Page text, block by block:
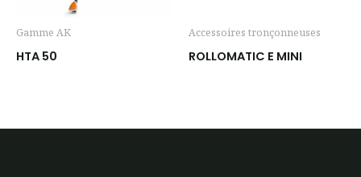
Gamme AK
HTA 50
Accessoires tronçonneuses
ROLLOMATIC E MINI